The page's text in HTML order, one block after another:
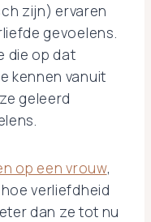
zijn) ervaren
gevoelens.
die op dat
kennen vanuit
geleerd
op een vrouw,
verliefdheid
dan ze tot nu